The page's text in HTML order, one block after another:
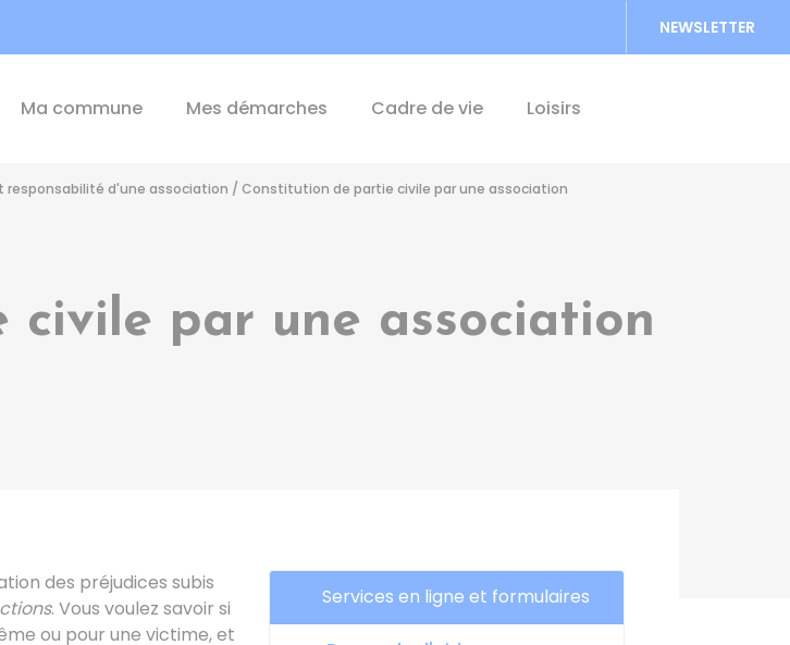
NEWSLETTER
Ma commune Mes démarches Cadre de vie Loisirs
responsabilité d'une association / Constitution de partie civile par une association
par une association
des préjudices subis
. Vous voulez savoir si
ou pour une victime, et
Services en ligne et formulaires